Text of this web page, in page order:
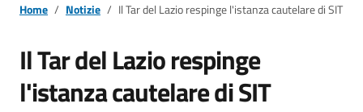
Home Notizie Il Tar del Lazio respinge l'istanza cautelare di SIT
Il Tar del Lazio respinge
l'istanza cautelare di SIT